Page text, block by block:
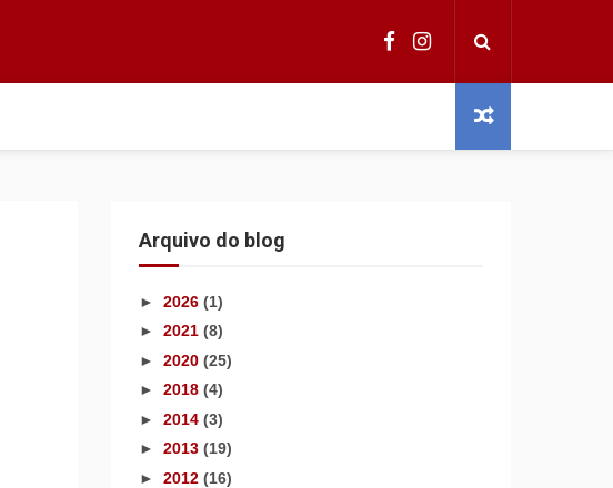
Arquivo do blog
► 2026 (1)
► 2021 (8)
► 2020 (25)
► 2018 (4)
► 2014 (3)
► 2013 (19)
► 2012 (16)